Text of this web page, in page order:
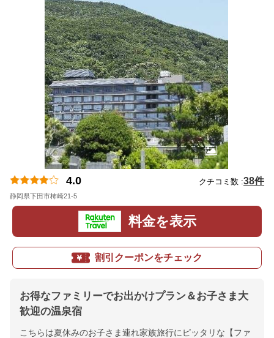
4.0 クチコミ数 :38件
静岡県下田市柿崎21-5
料金を表示
割引クーポンをチェック
お得なファミリーでお出かけプラン＆お子さま大
歓迎の温泉宿
こちらは夏休みのお子さま連れ家族旅行にピッタリな【ファ